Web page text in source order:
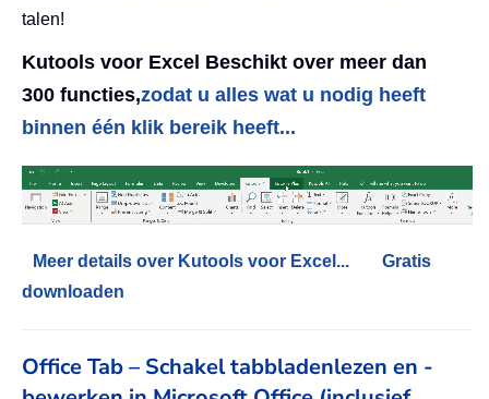
talen!
Kutools voor Excel Beschikt over meer dan
300 functies,zodat u alles wat u nodig heeft
binnen één klik bereik heeft...
Meer details over Kutools voor Excel...
Gratis
downloaden
Office Tab – Schakel tabbladenlezen en -